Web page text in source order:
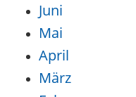
Juni
Mai
April
März